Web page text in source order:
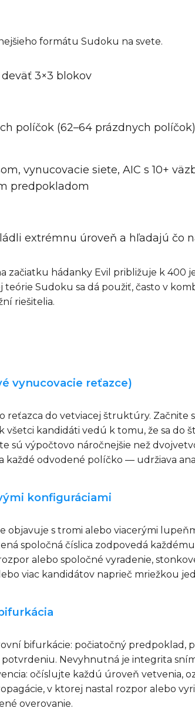
formátu Sudoku na svete.
deväť 3×3 blokov
políčok (62–64 prázdnych
vynucovacie siete, AIC s 10+
predpokladom
extrémnu úroveň a hľadajú čo
začiatku hádanky Evil približuje k
Sudoku sa dá použiť, často v
riešitelia.
vynucovacie reťazce)
do vetviacej štruktúry. Začnite
všetci kandidáti vedú k tomu, že sa
sú výpočtovo náročnejšie než
každé odvodené políčko — udržiava
konfiguráciami
objavuje s tromi alebo viacerými
spoločná číslica zodpovedá
alebo spoločné vyradenie,
viac kandidátov naprieč mriežkou
bifurkácie: počiatočný
Nevyhnutná je integrita
očíslujte každú úroveň vetvenia,
v ktorej nastal rozpor alebo
overovanie.